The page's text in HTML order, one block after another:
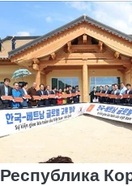
Республика